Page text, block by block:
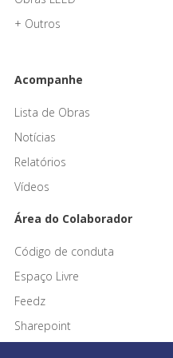
+ Outros
Acompanhe
Lista de Obras
Notícias
Relatórios
Vídeos
Área do Colaborador
Código de conduta
Espaço Livre
Feedz
Sharepoint